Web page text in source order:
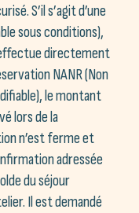
S’il s’agit d’une
sous conditions),
directement
NANR (Non
le montant
lors de la
n’est ferme et
adressée
du séjour
Il est demandé